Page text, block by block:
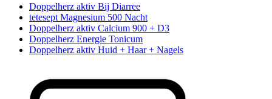
Doppelherz aktiv Bij Diarree
tetesept Magnesium 500 Nacht
Doppelherz aktiv Calcium 900 + D3
Doppelherz Energie Tonicum
Doppelherz aktiv Huid + Haar + Nagels